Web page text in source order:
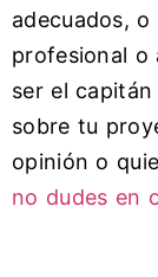
adecuados,
profesional o
ser el
sobre tu
opinión o
no dudes en